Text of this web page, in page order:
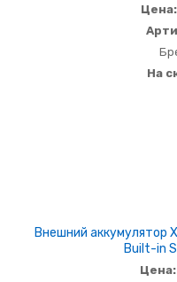
Цена:
На
Внешний аккумулятор
Built-in
Цена: